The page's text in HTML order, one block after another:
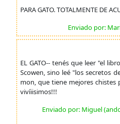
PARA GATO. TOTALMENTE DE
Enviado por:
EL GATO-- tenés que leer "el
Scowen, sino leé "los secretos
mon, que tiene mejores
vivíiisimos!!!
Enviado por: Miguel